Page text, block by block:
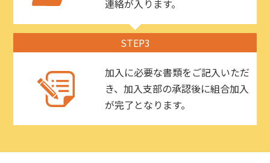
連絡が入ります。
STEP3
加入に必要な書類をご記入いただ
き、加入支部の承認後に組合加入
が完了となります。